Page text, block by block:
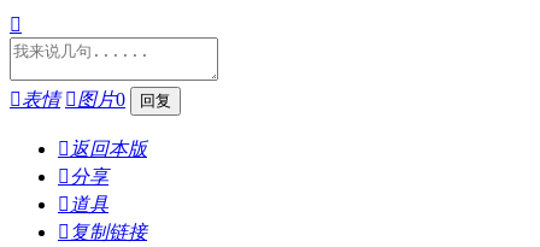

表情 图片0
 返回本版
分享
 道具
 复制链接